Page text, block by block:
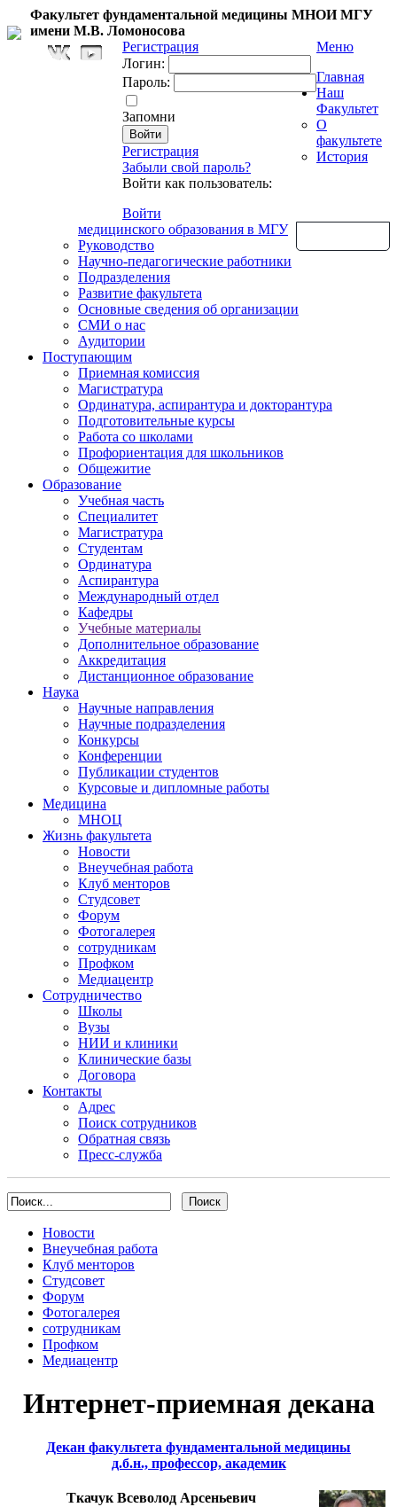
Факультет фундаментальной медицины МНОИ МГУ
имени М.В. Ломоносова
Регистрация
Логин:
Пароль:
Запомни
Регистрация
Забыли свой пароль?
Войти как пользователь:
Войти
Меню
Главная
Наш
Факультет
О
факультете
История
медицинского образования в МГУ
Руководство
Научно-педагогические работники
Подразделения
Развитие факультета
Основные сведения об организации
СМИ о нас
Аудитории
Поступающим
Приемная комиссия
Магистратура
Ординатура, аспирантура и докторантура
Подготовительные курсы
Работа со школами
Профориентация для школьников
Общежитие
Образование
Учебная часть
Специалитет
Магистратура
Студентам
Ординатура
Аспирантура
Международный отдел
Кафедры
Учебные материалы
Дополнительное образование
Аккредитация
Дистанционное образование
Наука
Научные направления
Научные подразделения
Конкурсы
Конференции
Публикации студентов
Курсовые и дипломные работы
Медицина
МНОЦ
Жизнь факультета
Новости
Внеучебная работа
Клуб менторов
Студсовет
Форум
Фотогалерея
сотрудникам
Профком
Медиацентр
Сотрудничество
Школы
Вузы
НИИ и клиники
Клинические базы
Договора
Контакты
Адрес
Поиск сотрудников
Обратная связь
Пресс-служба
Новости
Внеучебная работа
Клуб менторов
Студсовет
Форум
Фотогалерея
сотрудникам
Профком
Медиацентр
Интернет-приемная декана
Декан факультета фундаментальной медицины
д.б.н., профессор, академик
Ткачук Всеволод Арсеньевич